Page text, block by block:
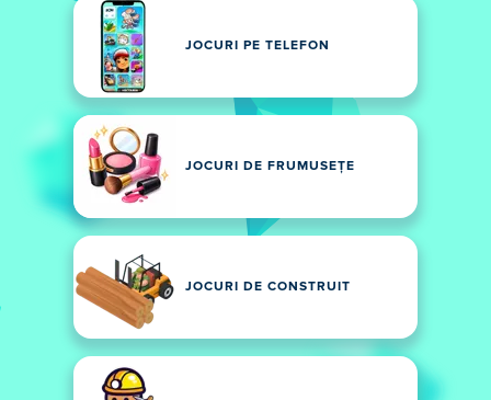
JOCURI PE TELEFON
JOCURI DE FRUMUSEȚE
JOCURI DE CONSTRUIT